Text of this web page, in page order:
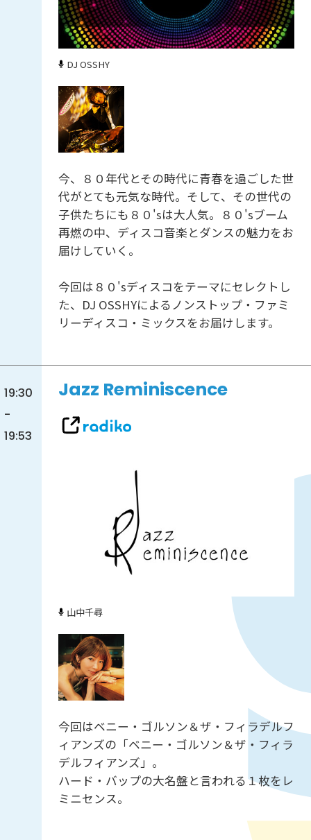
DJ OSSHY
今、８０年代とその時代に青春を過ごした世
代がとても元気な時代。そして、その世代の
子供たちにも８０'sは大人気。８０'sブーム
再燃の中、ディスコ音楽とダンスの魅力をお
届けしていく。
今回は８０'sディスコをテーマにセレクトし
た、DJ OSSHYによるノンストップ・ファミ
リーディスコ・ミックスをお届けします。
19:30
-
19:53
Jazz Reminiscence
山中千尋
今回はベニー・ゴルソン＆ザ・フィラデルフ
ィアンズの「ベニー・ゴルソン＆ザ・フィラ
デルフィアンズ」。
ハード・バップの大名盤と言われる１枚をレ
ミニセンス。